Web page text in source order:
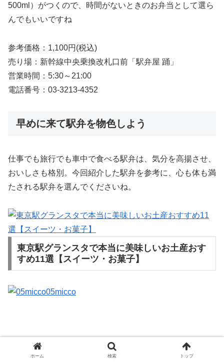
500ml）がつくので、時間がないときのお弁当として選ら
んでもいいですね
参考価格：1,100円(税込)
売り場：新幹線中央乗換改札口前「駅弁屋 踊」
営業時間：5:30～21:00
電話番号：03-3213-4352
早めに来て駅弁を物色しよう
仕事でも旅行でも車中で食べる駅弁は、気分を高揚させ、
おいしさも格別。今回紹介した駅弁を参考に、心も体も満
たされる駅弁を選んでくださいね。
東京駅グランスタで本当に美味しいお土産おす
すめ11選【スイーツ・お菓子】
05micco
ホーム 検索 トップ